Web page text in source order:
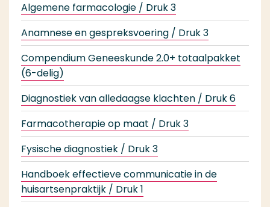
Algemene farmacologie / Druk 3
Anamnese en gespreksvoering / Druk 3
Compendium Geneeskunde 2.0+ totaalpakket
(6-delig)
Diagnostiek van alledaagse klachten / Druk 6
Farmacotherapie op maat / Druk 3
Fysische diagnostiek / Druk 3
Handboek effectieve communicatie in de
huisartsenpraktijk / Druk 1